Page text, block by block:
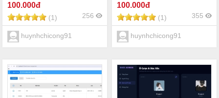
100.000đ
(1) 256
huynhchicong91
100.000đ
(1) 355
huynhchicong91